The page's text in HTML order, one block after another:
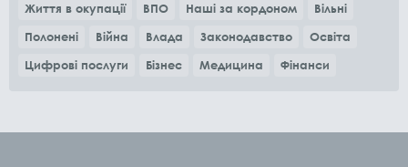
Життя в окупації
ВПО Наші за кордоном
Вільні
Полонені
Війна Влада Законодавство
Освіта
Цифрові послуги
Бізнес Медицина Фінанси